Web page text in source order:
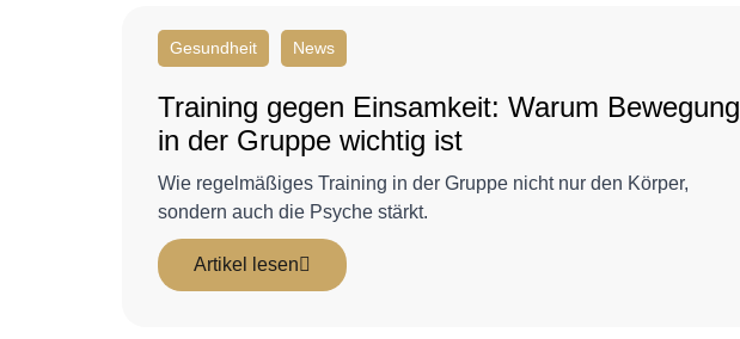
Gesundheit News
Training gegen Einsamkeit: Warum Bewegung
in der Gruppe wichtig ist
Wie regelmäßiges Training in der Gruppe nicht nur den Körper,
sondern auch die Psyche stärkt.
Artikel lesen